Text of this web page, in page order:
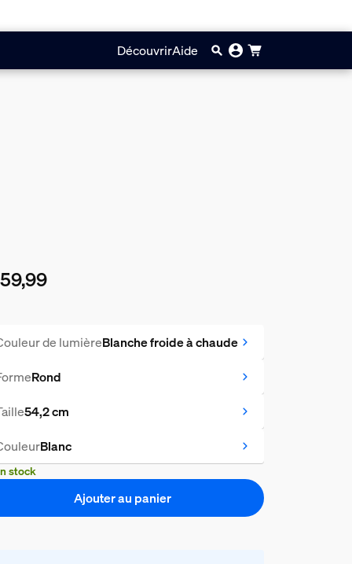
DécouvrirAide
de lumièreBlanche froide à chaude
Rond
54,2 cm
Blanc
stock
Ajouter au panier